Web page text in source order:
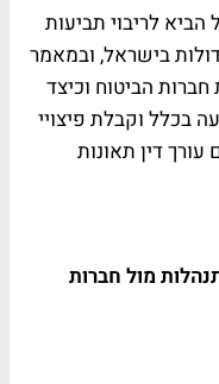
הביא לריבוי תביעות
בישראל, ובמאמר
הביטוח וכיצד
בכלל וקבלת פיצויי
דין תאונות
מול חברות